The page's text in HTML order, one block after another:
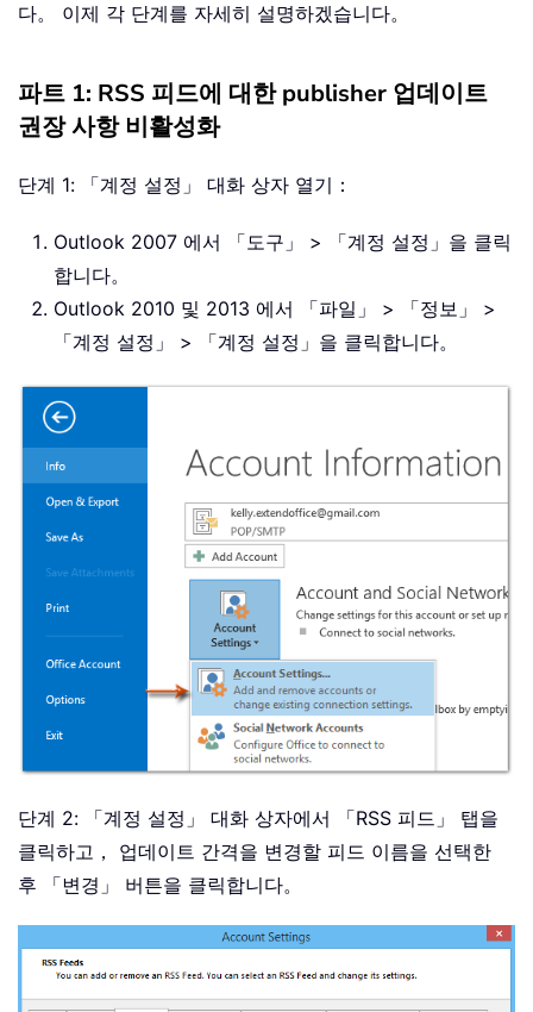
다。 이제 각 단계를 자세히 설명하겠습니다。
파트 1: RSS 피드에 대한 publisher 업데이트
권장 사항 비활성화
단계 1: 「계정 설정」 대화 상자 열기：
Outlook 2007 에서 「도구」 > 「계정 설정」을 클릭
합니다。
Outlook 2010 및 2013 에서 「파일」 > 「정보」 >
「계정 설정」 > 「계정 설정」을 클릭합니다。
단계 2: 「계정 설정」 대화 상자에서 「RSS 피드」 탭을
클릭하고， 업데이트 간격을 변경할 피드 이름을 선택한
후 「변경」 버튼을 클릭합니다。